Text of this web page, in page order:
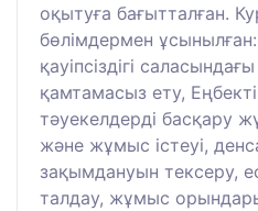
оқытуға бағытталған.
бөлімдермен
қауіпсіздігі
қамтамасыз ету,
тәуекелдерді басқару
және жұмыс істеуі,
зақымдануын тексеру,
талдау, жұмыс